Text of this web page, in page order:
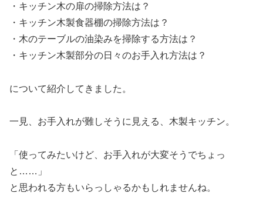
・キッチン木の扉の掃除方法は？
・キッチン木製食器棚の掃除方法は？
・木のテーブルの油染みを掃除する方法は？
・キッチン木製部分の日々のお手入れ方法は？
について紹介してきました。
一見、お手入れが難しそうに見える、木製キッチン。
「使ってみたいけど、お手入れが大変そうでちょっ
と……」
と思われる方もいらっしゃるかもしれませんね。